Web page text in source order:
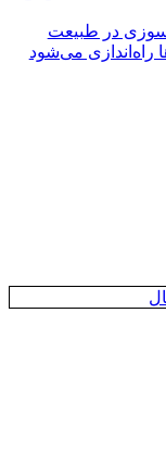
در طبیعت
راه‌اندازی می‌شود